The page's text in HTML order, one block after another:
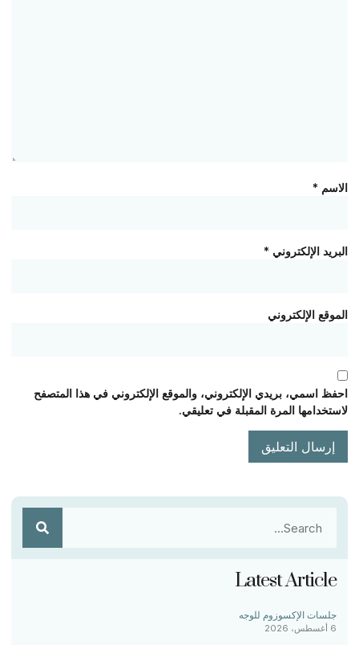
الاسم *
البريد الإلكتروني *
الموقع الإلكتروني
احفظ اسمي، بريدي الإلكتروني، والموقع الإلكتروني في هذا المتصفح
لاستخدامها المرة المقبلة في تعليقي.
Latest Article
جلسات الإكسوزوم للوجه
6 أغسطس، 2026